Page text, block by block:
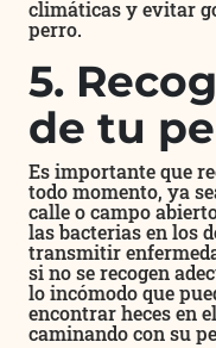
climáticas y evitar
perro.
5.
de tu
Es importante que
todo momento, ya
calle o campo
las bacterias en los
transmitir
si no se recogen
lo incómodo que
encontrar heces en
caminando con su